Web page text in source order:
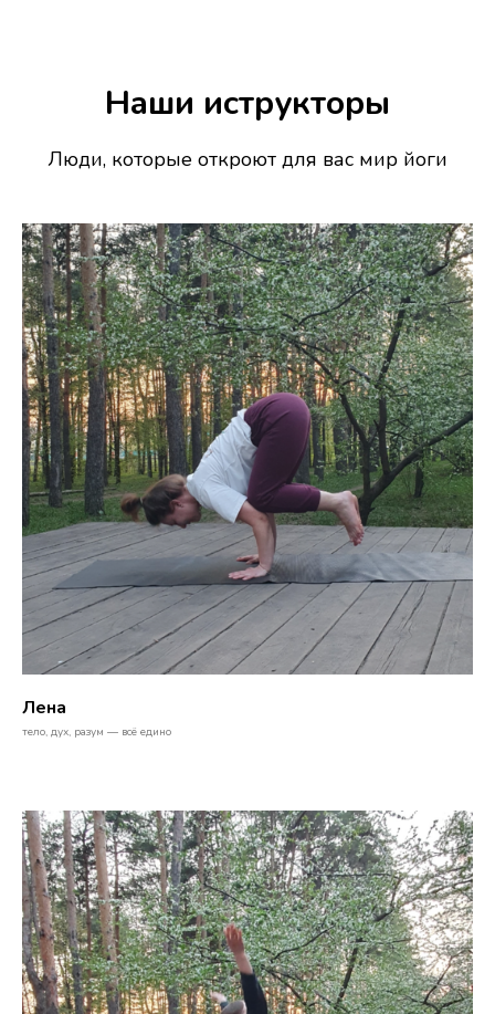
Наши иструкторы
Люди, которые откроют для вас мир йоги
Лена
тело, дух, разум — всё едино